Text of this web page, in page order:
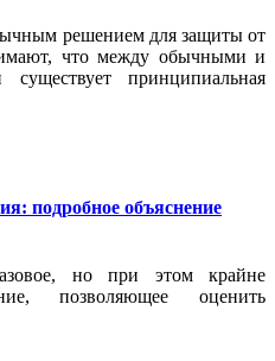
решением для защиты от
что между обычными и
принципиальная
подробное объяснение
но при этом крайне
позволяющее оценить